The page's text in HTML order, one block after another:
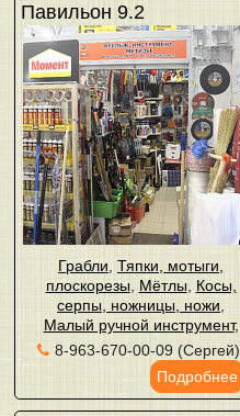
Павильон 9.2
Грабли ,Тяпки, мотыги,
плоскорезы, Мётлы,Косы,
серпы, ножницы, ножи
Малый ручной инструмент,
8-963-670-00-09 (Сергей)
Подробнее